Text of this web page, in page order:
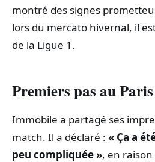
montré des signes
lors du mercato hivernal, il
de la Ligue 1.
Premiers pas au
Immobile a partagé ses
match. Il a déclaré : « Ça a
peu compliquée », en